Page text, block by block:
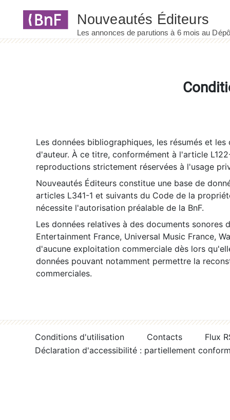
Les données bibliographiques, les résumés et
d'auteur. À ce titre, conformément à l'article
reproductions strictement réservées à l'usage
Nouveautés Éditeurs constitue une base de
articles L341-1 et suivants du Code de la
nécessite l'autorisation préalable de la BnF.
Les données relatives à des documents sonores
Entertainment France, Universal Music France,
d'aucune exploitation commerciale dès lors
données pouvant notamment permettre la
commerciales.
Conditions d'utilisation Contacts
Flux
Déclaration d'accessibilité : partiellement